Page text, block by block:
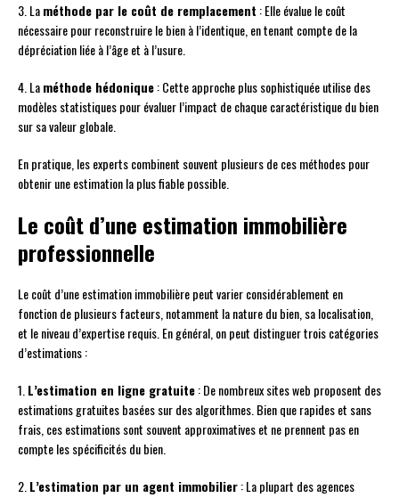
3. Laméthode par le coût de remplacement : Elle évalue le coût
nécessaire pour reconstruire le bien à l’identique, en tenant compte de la
dépréciation liée à l’âge et à l’usure.
4. Laméthode hédonique: Cette approche plus sophistiquée utilise des
modèles statistiques pour évaluer l’impact de chaque caractéristique du bien
sur sa valeur globale.
En pratique, les experts combinent souvent plusieurs de ces méthodes pour
obtenir une estimation la plus fiable possible.
Le coût d’une estimation immobilière
professionnelle
Le coût d’une estimation immobilière peut varier considérablement en
fonction de plusieurs facteurs, notamment la nature du bien, sa localisation,
et le niveau d’expertise requis. En général, on peut distinguer trois catégories
d’estimations :
1.L’estimation en ligne gratuite: De nombreux sites web proposent des
estimations gratuites basées sur des algorithmes. Bien que rapides et sans
frais, ces estimations sont souvent approximatives et ne prennent pas en
compte les spécificités du bien.
2.L’estimation par un agent immobilier: La plupart des agences